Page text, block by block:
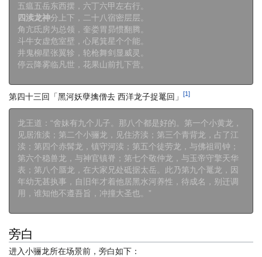
五瘟五岳东西摆，六丁六甲左右行。
四渎龙神分上下，二十八宿密层层。
角亢氐房为总领，奎娄胃昴惯翻腾。
斗牛女虚危室壁，心尾箕星个个能。
井鬼柳星张翼轸，轮枪舞剑显威灵。
停云降雾临凡世，花果山前扎下营。
第四十三回「黑河妖孽擒僧去 西洋龙子捉鼍回」 [1]
龙王道：“舍妹有九个儿子。那八个都是好的。第一个小黄龙，
见居淮渎；第二个小骊龙，见住济渎；第三个青背龙，占了江
渎；第四个赤髯龙，镇守河渎；第五个徒劳龙，与佛祖司钟；
第六个稳兽龙，与神官镇脊；第七个敬仲龙，与玉帝守擎天华
表；第八个蜃龙，在大家兄处砥据太岳。此乃第九个鼍龙，因
年幼无甚执事，自旧年才着他居黑水河养性，待成名，别迁调
用，谁知他不遵吾旨，冲撞大圣也。”
旁白
进入小骊龙所在场景前，旁白如下：